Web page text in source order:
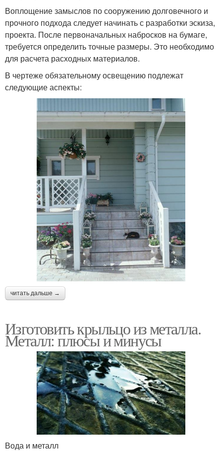
Воплощение замыслов по сооружению долговечного и
прочного подхода следует начинать с разработки эскиза,
проекта. После первоначальных набросков на бумаге,
требуется определить точные размеры. Это необходимо
для расчета расходных материалов.
В чертеже обязательному освещению подлежат
следующие аспекты:
читать дальше →
Изготовить крыльцо из металла.
Металл: плюсы и минусы
Вода и металл